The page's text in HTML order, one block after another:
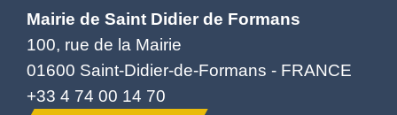
Mairie de Saint Didier de Formans
100, rue de la Mairie
01600 Saint-Didier-de-Formans - FRANCE
+33 4 74 00 14 70